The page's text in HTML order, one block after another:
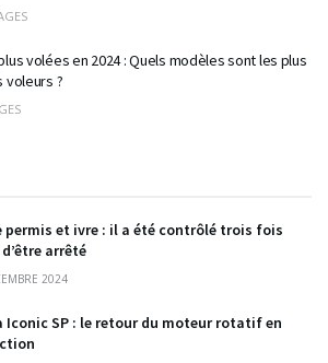
volées en 2024 : Quels modèles sont les plus
voleurs ?
permis et ivre : il a été contrôlé trois fois
arrêté
2024
Iconic SP : le retour du moteur rotatif en